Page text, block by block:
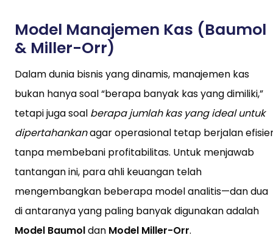
Model Manajemen Kas (Baumol
& Miller-Orr)
Dalam dunia bisnis yang dinamis, manajemen kas
bukan hanya soal “berapa banyak kas yang dimiliki,”
tetapi juga soal berapa jumlah kas yang ideal untuk
dipertahankanagar operasional tetap berjalan
tanpa membebani profitabilitas. Untuk menjawab
tantangan ini, para ahli keuangan telah
mengembangkan beberapa model analitis—dan dua
di antaranya yang paling banyak digunakan adalah
Model Baumoldan Model Miller-Orr.